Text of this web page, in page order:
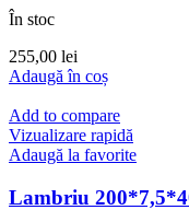
În stoc
255,00 lei
Adaugă în coș
Add to compare
Vizualizare rapidă
Adaugă la favorite
Lambriu